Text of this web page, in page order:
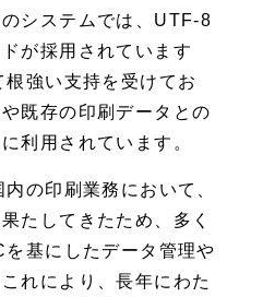
システムでは、UTF-8
が採用されています
強い支持を受けてお
既存の印刷データとの
利用されています。
の印刷業務において、
たしてきたため、多く
基にしたデータ管理や
れにより、長年にわた